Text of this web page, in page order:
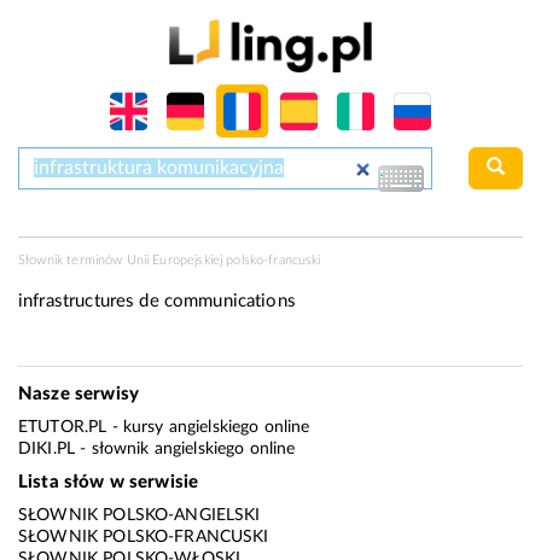
Słownik terminów Unii Europejskiej polsko-francuski
infrastructures de communications
Nasze serwisy
ETUTOR.PL - kursy angielskiego online
DIKI.PL - słownik angielskiego online
Lista słów w serwisie
SŁOWNIK POLSKO-ANGIELSKI
SŁOWNIK POLSKO-FRANCUSKI